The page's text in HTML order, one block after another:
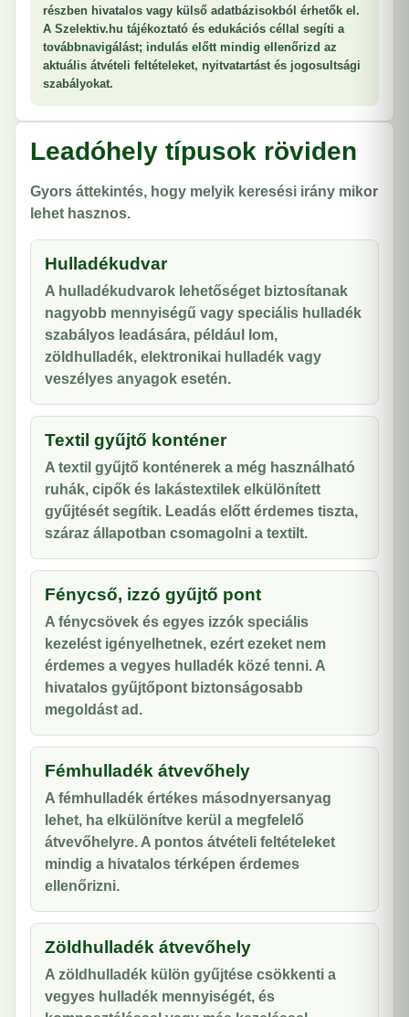
részben hivatalos vagy külső adatbázisokból érhetők el.
A Szelektiv.hu tájékoztató és edukációs céllal segíti a
továbbnavigálást; indulás előtt mindig ellenőrizd az
aktuális átvételi feltételeket, nyitvatartást és jogosultsági
szabályokat.
Leadóhely típusok röviden
Gyors áttekintés, hogy melyik keresési irány mikor
lehet hasznos.
Hulladékudvar
A hulladékudvarok lehetőséget biztosítanak
nagyobb mennyiségű vagy speciális hulladék
szabályos leadására, például lom,
zöldhulladék, elektronikai hulladék vagy
veszélyes anyagok esetén.
Textil gyűjtő konténer
A textil gyűjtő konténerek a még használható
ruhák, cipők és lakástextilek elkülönített
gyűjtését segítik. Leadás előtt érdemes tiszta,
száraz állapotban csomagolni a textilt.
Fénycső, izzó gyűjtő pont
A fénycsövek és egyes izzók speciális
kezelést igényelhetnek, ezért ezeket nem
érdemes a vegyes hulladék közé tenni. A
hivatalos gyűjtőpont biztonságosabb
megoldást ad.
Fémhulladék átvevőhely
A fémhulladék értékes másodnyersanyag
lehet, ha elkülönítve kerül a megfelelő
átvevőhelyre. A pontos átvételi feltételeket
mindig a hivatalos térképen érdemes
ellenőrizni.
Zöldhulladék átvevőhely
A zöldhulladék külön gyűjtése csökkenti a
vegyes hulladék mennyiségét, és